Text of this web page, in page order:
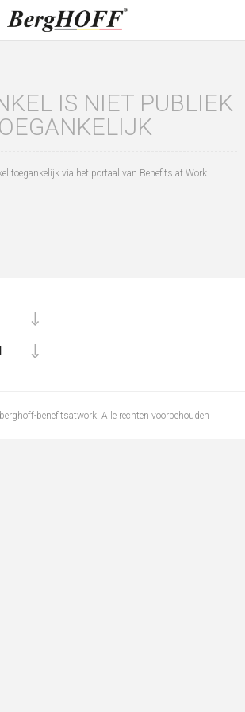
IS NIET PUBLIEK
toegankelijk via het portaal van Benefits at Work
benefitsatwork. Alle rechten voorbehouden